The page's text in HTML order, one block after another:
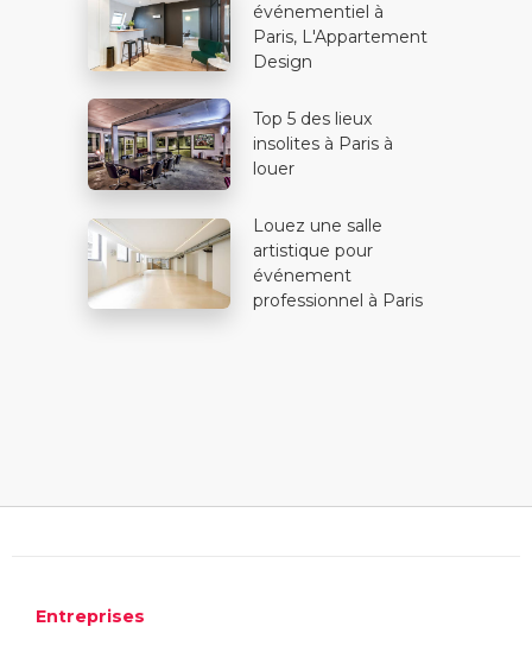
événementiel à
Paris, L'Appartement
Design
Top 5 des lieux
insolites à Paris à
louer
Louez une salle
artistique pour
événement
professionnel à Paris
Entreprises